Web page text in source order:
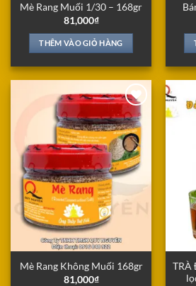
Mè Rang Muối 1/30 – 168gr
81,000₫
THÊM VÀO GIỎ HÀNG
Add to
Wishlist
Mè Rang Không Muối 168gr
81,000₫
TRÀ